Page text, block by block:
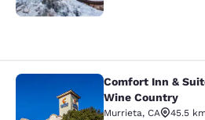
Comfort Inn &
Comfort Inn &
Wine Country
Murrieta, CA
45.5